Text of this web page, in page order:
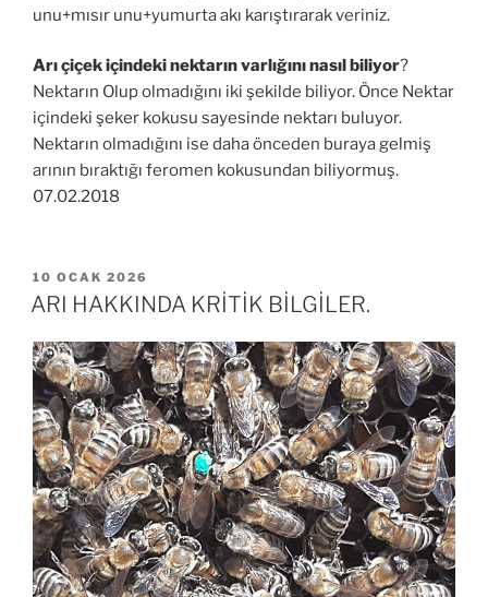
unu+mısır unu+yumurta akı karıştırarak veriniz.
Arı çiçek içindeki nektarın varlığını nasıl biliyor?
Nektarın Olup olmadığını iki şekilde biliyor. Önce Nektar
içindeki şeker kokusu sayesinde nektarı buluyor.
Nektarın olmadığını ise daha önceden buraya gelmiş
arının bıraktığı feromen kokusundan biliyormuş.
07.02.2018
YAYIM
TARIHI
10 OCAK 2026
ARI HAKKINDA KRİTİK BİLGİLER.